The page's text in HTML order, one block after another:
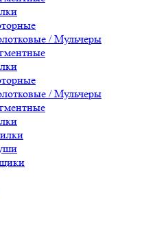
/ Мульчеры
/ Мульчеры